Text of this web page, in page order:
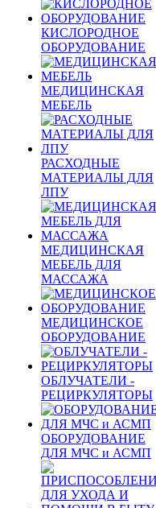
КИСЛОРОДНОЕ
ОБОРУДОВАНИЕ
МЕДИЦИНСКАЯ
МЕБЕЛЬ
РАСХОДНЫЕ
МАТЕРИАЛЫ ДЛЯ
ЛПУ
МЕДИЦИНСКАЯ
МЕБЕЛЬ ДЛЯ
МАССАЖА
МЕДИЦИНСКОЕ
ОБОРУДОВАНИЕ
ОБЛУЧАТЕЛИ -
РЕЦИРКУЛЯТОРЫ
ОБОРУДОВАНИЕ
ДЛЯ МЧС и АСМП